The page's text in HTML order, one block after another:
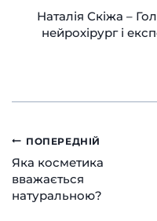
Наталія Скіжа –
нейрохірург і
Навігація
записів
ПОПЕРЕДНІЙ
Яка косметика
вважається
натуральною?